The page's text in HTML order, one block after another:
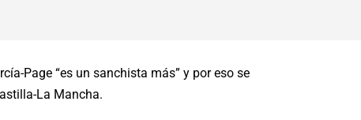
Page “es un sanchista más” y por eso se
La Mancha.